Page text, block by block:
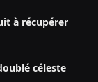
à récupérer
céleste